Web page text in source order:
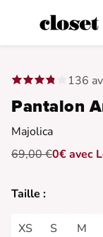
136
Pantalon
Majolica
69,00 €0€ avec
Taille :
XS S M